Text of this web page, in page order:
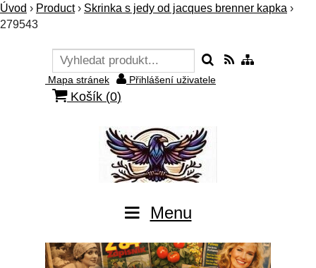
Úvod › Product› Skrinka s jedy od jacques brenner kapka ›
279543
Mapa stránek Přihlášení uživatele
Košík (0)
Menu